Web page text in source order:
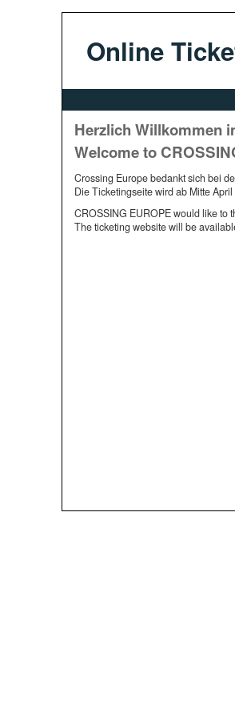
Online
Herzlich Willkommen
Welcome to
Crossing Europe bedankt sich bei
Die Ticketingseite wird ab Mitte
CROSSING EUROPE would like to
The ticketing website will be